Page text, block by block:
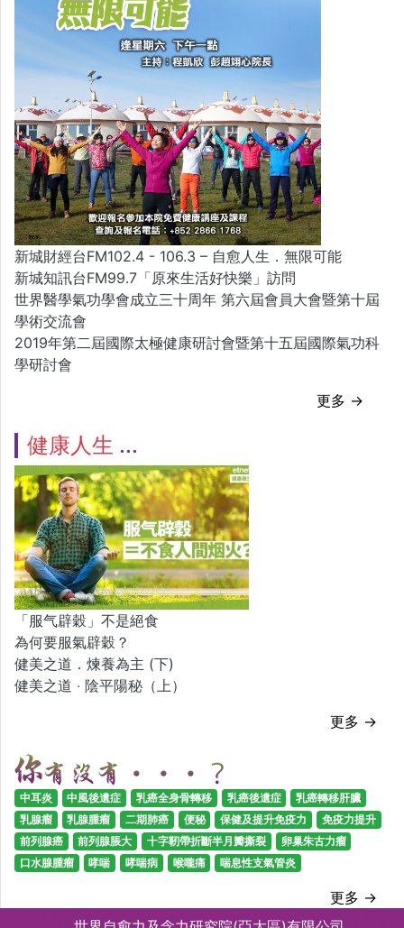
新城財經台FM102.4 - 106.3 – 自愈人生．無限可能
新城知訊台FM99.7「原來生活好快樂」訪問
世界醫學氣功學會成立三十周年 第六屆會員大會暨第十屆
學術交流會
2019年第二屆國際太極健康研討會暨第十五屆國際氣功科
學研討會
更多 →
健康人生
「服气辟穀」不是絕食
為何要服氣辟穀？
健美之道．煉養為主 (下)
健美之道 ‧ 陰平陽秘（上）
更多 →
中耳炎 中風後遺症 乳癌全身骨轉移 乳癌後遺症
乳癌轉移肝臟
乳腺瘤
乳腺腫瘤 二期肺癌 便秘 保健及提升免疫力
免疫力提升
前列腺癌
前列腺脹大 十字靭帶折斷半月瓣撕裂
卵巢朱古力瘤
口水腺腫瘤
哮喘 哮喘病 喉嚨痛 喘息性支氣管炎
更多 →